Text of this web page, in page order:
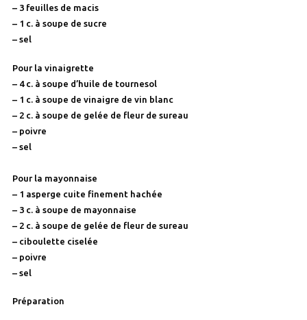
– 3 feuilles de macis
– 1 c. à soupe de sucre
– sel
Pour la vinaigrette
– 4 c. à soupe d’huile de tournesol
– 1 c. à soupe de vinaigre de vin blanc
– 2 c. à soupe de gelée de fleur de sureau
– poivre
– sel
Pour la mayonnaise
– 1 asperge cuite finement hachée
– 3 c. à soupe de mayonnaise
– 2 c. à soupe de gelée de fleur de sureau
– ciboulette ciselée
– poivre
– sel
Préparation